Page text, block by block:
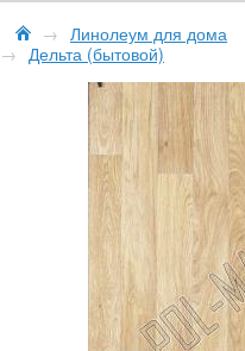
→ Линолеум для дома
→ Дельта (бытовой)